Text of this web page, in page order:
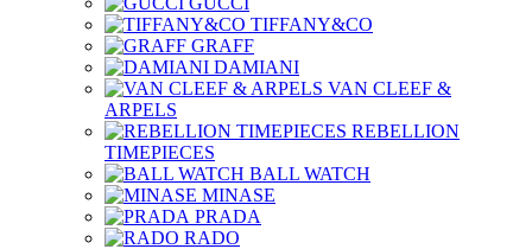
TIFFANY&CO
GRAFF
DAMIANI
VAN CLEEF &
ARPELS
REBELLION
TIMEPIECES
BALL WATCH
MINASE
PRADA
RADO